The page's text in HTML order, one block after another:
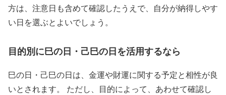
方は、注意日も含めて確認したうえで、自分が納得しやす
い日を選ぶとよいでしょう。
目的別に巳の日・己巳の日を活用するなら
巳の日・己巳の日は、金運や財運に関する予定と相性が良
いとされます。 ただし、目的によって、あわせて確認し